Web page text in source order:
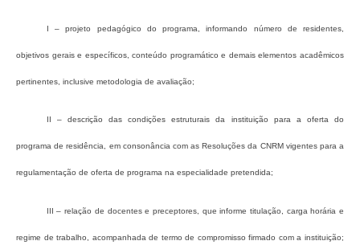
I – projeto pedagógico do programa, informando número de residentes,
objetivos gerais e específicos, conteúdo programático e demais elementos acadêmicos
pertinentes, inclusive metodologia de avaliação;
II – descrição das condições estruturais da instituição para a oferta do
programa de residência, em consonância com as Resoluções da CNRM vigentes para a
regulamentação de oferta de programa na especialidade pretendida;
III – relação de docentes e preceptores, que informe titulação, carga horária e
regime de trabalho, acompanhada de termo de compromisso firmado com a instituição;